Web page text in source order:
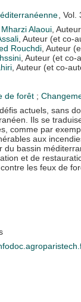
,
Alaoui,
, Auteur (et co-
Rouchdi, Auteur
, Auteur (et co-
, Auteur (et co-
de forêt ;
actuels, sans
Ils se
comme par
aux
du bassin
et de
les feux de